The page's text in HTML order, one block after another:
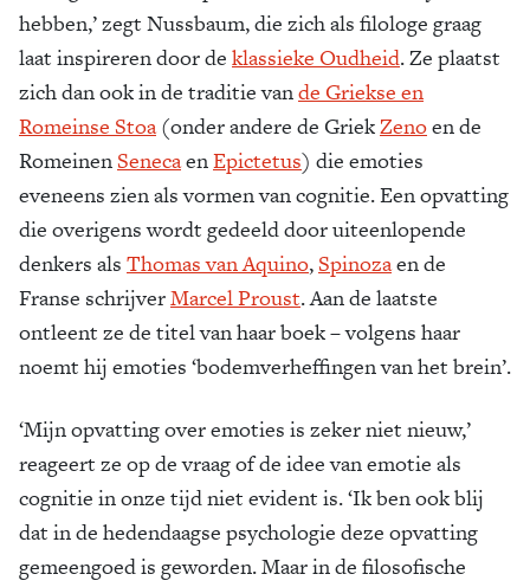
hebben,’ zegt Nussbaum, die zich als filologe graag
laat inspireren door de klassieke Oudheid. Ze plaatst
zich dan ook in de traditie vande Griekse en
Romeinse Stoa(onder andere de GriekZenoen de
RomeinenSenecaenEpictetus) die emoties
eveneens zien als vormen van cognitie. Een opvatting
die overigens wordt gedeeld door uiteenlopende
denkers als Thomas van Aquino,Spinozaen de
Franse schrijverMarcel Proust. Aan de laatste
ontleent ze de titel van haar boek – volgens haar
noemt hij emoties ‘bodemverheffingen van het brein’.
‘Mijn opvatting over emoties is zeker niet nieuw,’
reageert ze op de vraag of de idee van emotie als
cognitie in onze tijd niet evident is. ‘Ik ben ook blij
dat in de hedendaagse psychologie deze opvatting
gemeengoed is geworden. Maar in de filosofische